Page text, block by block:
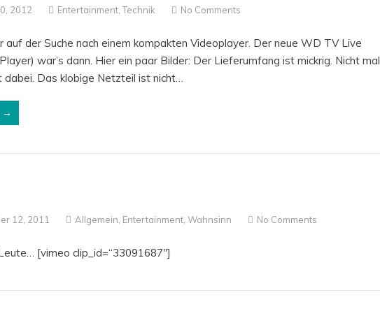
2012 Entertainment ,Technik No Comments
auf der Suche nach einem kompakten Videoplayer. Der neue WD TV Live
war’s dann. Hier ein paar Bilder: Der Lieferumfang ist mickrig. Nicht mal
Das klobige Netzteil ist nicht…
→
12, 2011 Allgemein, Entertainment,Wahnsinn No Comments
[vimeo clip_id=“33091687″]